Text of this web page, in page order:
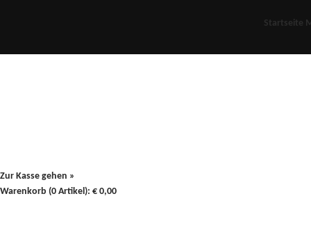
Startseite
Zur Kasse gehen »
Warenkorb (0 Artikel): € 0,00